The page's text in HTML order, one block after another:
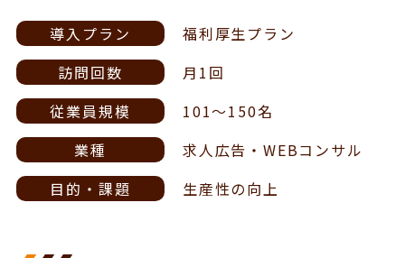
導入プラン
福利厚生プラン
訪問回数
月1回
従業員規模
101～150名
業種
求人広告・WEBコンサル
目的・課題
生産性の向上